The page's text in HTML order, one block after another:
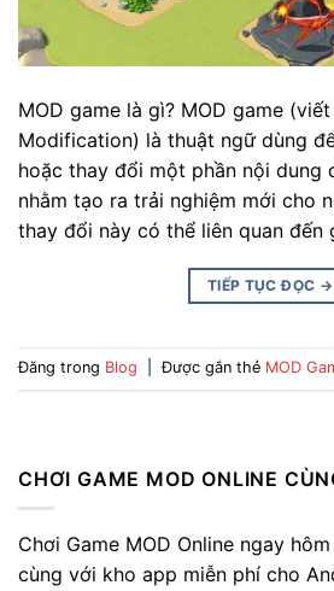
MOD game là gì? MOD game
Modification) là thuật ngữ dùng
hoặc thay đổi một phần nội dung
nhằm tạo ra trải nghiệm mới cho
thay đổi này có thể liên quan đến
TIẾP TỤC ĐỌC →
Đăng trong Blog Được gắn thẻ MOD
CHƠI GAME MOD ONLINE
Chơi Game MOD Online ngay
cùng với kho app miễn phí cho